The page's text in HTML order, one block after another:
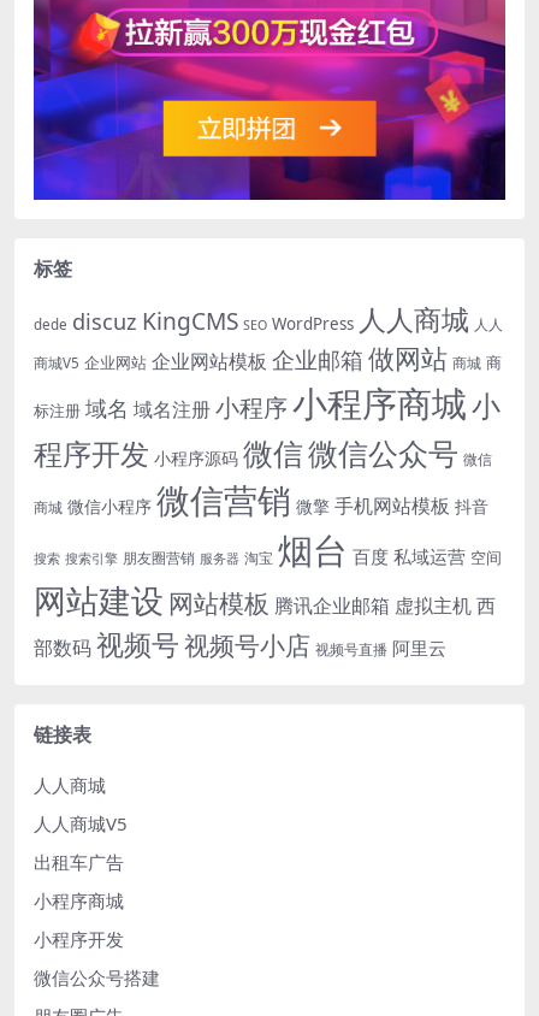
标签
dede discuz KingCMS SEO WordPress 人人商城 人人
商城V5 企业网站 企业网站模板 企业邮箱 做网站 商城 商
标注册 域名 域名注册小程序小程序商城小
程序开发 小程序源码 微信微信公众号 微信
商城 微信小程序 微信营销 微擎 手机网站模板 抖音
搜索 搜索引擎 朋友圈营销 服务器 淘宝 烟台 百度 私域运营 空间
网站建设 网站模板 腾讯企业邮箱 虚拟主机西
部数码视频号视频号小店 视频号直播 阿里云
链接表
人人商城
人人商城V5
出租车广告
小程序商城
小程序开发
微信公众号搭建